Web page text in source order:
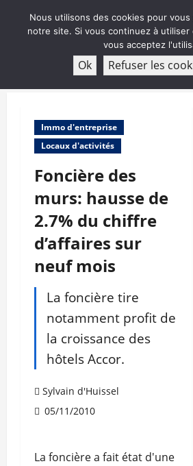
Immo d'entreprise
Locaux d'activités
Foncière des
murs: hausse de
2.7% du chiffre
d’affaires sur
neuf mois
La foncière tire
notamment profit de
la croissance des
hôtels Accor.
Sylvain d'Huissel
05/11/2010
La foncière a fait état d'une
Nous utilisons des cookies pour
notre site. Si vous continuez à
vous acceptez
Ok Refuser les